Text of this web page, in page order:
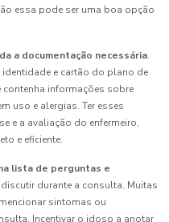
essa pode ser uma boa opção
a documentação necessária.
e cartão do plano de
informações sobre
uso e alergias. Ter esses
e a avaliação do enfermeiro,
e eficiente.
lista de perguntas e
durante a consulta. Muitas
sintomas ou
Incentivar o idoso a anotar